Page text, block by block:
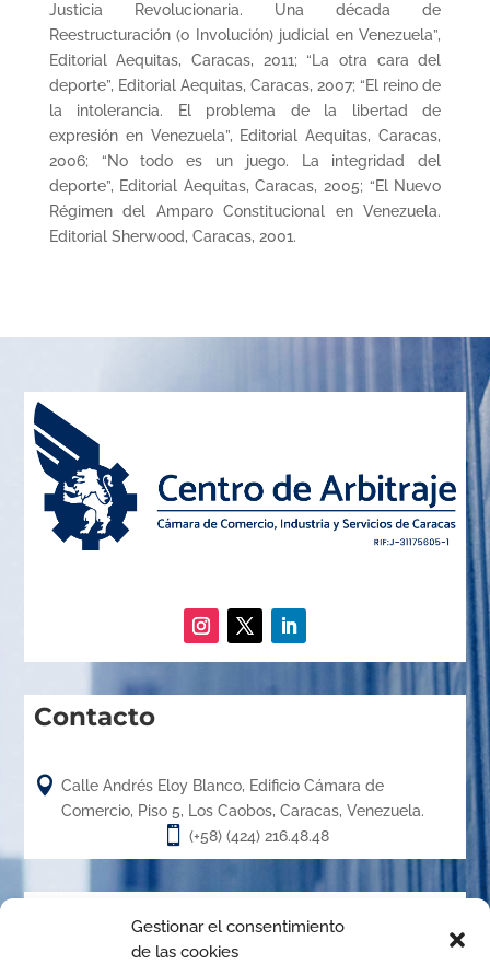
Gestionar el consentimiento
de las cookies
Justicia Revolucionaria. Una década de
Reestructuración (o Involución) judicial en Venezuela”,
Editorial Aequitas, Caracas, 2011; “La otra cara del
deporte”, Editorial Aequitas, Caracas, 2007; “El reino de
la intolerancia. El problema de la libertad de
expresión en Venezuela”, Editorial Aequitas, Caracas,
2006; “No todo es un juego. La integridad del
deporte”, Editorial Aequitas, Caracas, 2005; “El Nuevo
Régimen del Amparo Constitucional en Venezuela.
Editorial Sherwood, Caracas, 2001.
Contacto
 Calle Andrés Eloy Blanco, Edificio Cámara de
Comercio, Piso 5, Los Caobos, Caracas, Venezuela.
 (+58) (424) 216.48.48
Acerca de